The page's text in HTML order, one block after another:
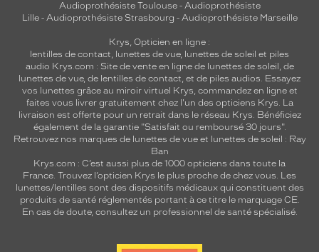
Audioprothésiste Toulouse- Audioprothésiste
Lille- Audioprothésiste Strasbourg - Audioprothésiste Marseille
Krys, Opticien en ligne :
lentilles de contact, lunettes de vue, lunettes de soleil et piles
audio Krys.com : Site de vente en ligne de lunettes de soleil, de
lunettes de vue, de lentilles de contact, et de piles audios. Essayez
vos lunettes grâce au miroir virtuel Krys, commandez en ligne et
faites vous livrer gratuitement chez l'un des opticiens Krys. La
livraison est offerte pour un retrait dans le réseau Krys. Bénéficiez
également de la garantie "Satisfait ou remboursé 30 jours".
Retrouvez nos marques de lunettes de vue et lunettes de soleil : Ray
Ban
Krys.com : C’est aussi plus de 1000 opticiens dans toute la
France. Trouvez l’opticien Krys le plus proche de chez vous. Les
lunettes/lentilles sont des dispositifs médicaux qui constituent des
produits de santé réglementés portant à ce titre le marquage CE.
En cas de doute, consultez un professionnel de santé spécialisé.